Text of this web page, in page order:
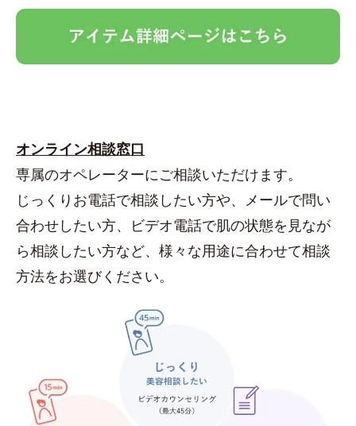
オンライン相談窓口
専属のオペレーターにご相談いただけます。
じっくりお電話で相談したい方や、メールで問い
合わせしたい方、ビデオ電話で肌の状態を見なが
ら相談したい方など、様々な用途に合わせて相談
方法をお選びください。